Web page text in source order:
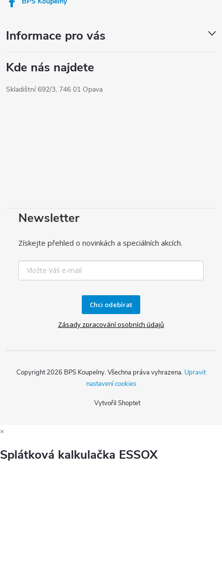
Informace pro vás
Kde nás najdete
Skladištní 692/3, 746 01 Opava
Newsletter
Získejte přehled o novinkách a speciálních akcích.
Chci odebírat
Zásady zpracování osobních údajů
Vytvořil Shoptet
Copyright 2026 BPS Koupelny. Všechna práva vyhrazena. Upravit
nastavení cookies
×
Splátková kalkulačka ESSOX